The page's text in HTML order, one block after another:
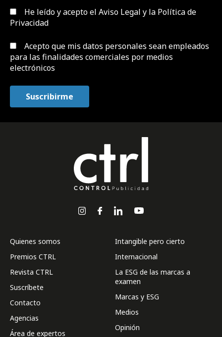
He leído y acepto el Aviso Legal y la Política de
Privacidad
Acepto que mis datos personales sean empleados
para las finalidades comerciales por medios
electrónicos
Quienes somos
Premios CTRL
Revista CTRL
Suscríbete
Contacto
Agencias
Área de expertos
Intangible pero cierto
Internacional
La ESG de las marcas a
examen
Marcas y ESG
Medios
Opinión